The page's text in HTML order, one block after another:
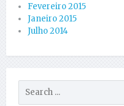
Fevereiro 2015
Janeiro 2015
Julho 2014